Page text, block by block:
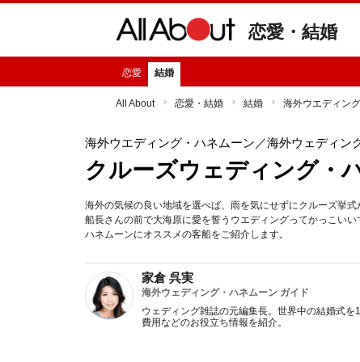
恋愛・結婚
恋愛 結婚
All About 恋愛・結婚 結婚 海外ウエディン
海外ウエディング・ハネムーン ／海外ウェディン
クルーズウェディング・
海外の気候の良い地域を選べば、雨を気にせずにクルーズ挙
船長さんの前で大海原に愛を誓うウエディングってかっこい
ハネムーンにオススメの客船をご紹介します。
家倉 呉実
海外ウェディング・ハネムーン ガイド
ウェディング雑誌の元編集長。世界中の結婚式
費用などのお役立ち情報を紹介。